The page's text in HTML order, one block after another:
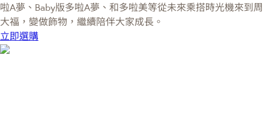
啦A夢、Baby版多啦A夢、和多啦美等從未來乘搭時光機來到周
大福，變做飾物，繼續陪伴大家成長。
立即選購